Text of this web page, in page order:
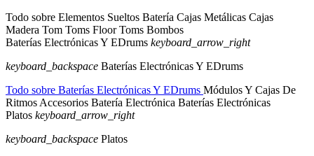
Todo sobre Elementos Sueltos Batería Cajas Metálicas Cajas
Madera Tom Toms Floor Toms Bombos
Baterías Electrónicas Y EDrums keyboard_arrow_right
keyboard_backspace Baterías Electrónicas Y EDrums
Todo sobre Baterías Electrónicas Y EDrums Módulos Y Cajas De
Ritmos Accesorios Batería Electrónica Baterías Electrónicas
Platos keyboard_arrow_right
keyboard_backspace Platos